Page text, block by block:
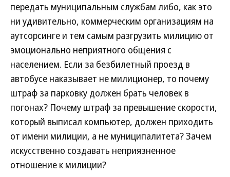
передать муниципальным службам либо, как это
ни удивительно, коммерческим организациям на
аутсорсинге и тем самым разгрузить милицию от
эмоционально неприятного общения с
населением. Если за безбилетный проезд в
автобусе наказывает не милиционер, то почему
штраф за парковку должен брать человек в
погонах? Почему штраф за превышение скорости,
который выписал компьютер, должен приходить
от имени милиции, а не муниципалитета? Зачем
искусственно создавать неприязненное
отношение к милиции?